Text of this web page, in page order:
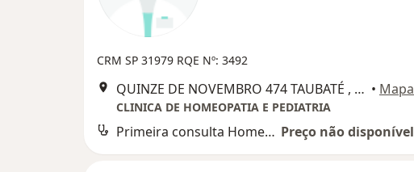
CRM SP 31979 RQE Nº: 3492
QUINZE DE NOVEMBRO 474 TAUBATÉ , Taubaté • Mapa
CLINICA DE HOMEOPATIA E PEDIATRIA
Primeira consulta Homeopatia Preço não disponível